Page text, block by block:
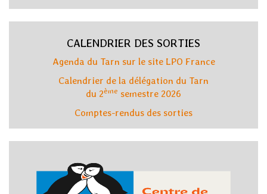
CALENDRIER DES SORTIES
Agenda du Tarn sur le site LPO France
Calendrier de la délégation du Tarn
du 2ème semestre 2026
Comptes-rendus des sorties